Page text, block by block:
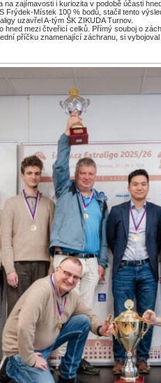
zajímavosti i kuriozita v podobě účasti
Místek 100 % bodů, stačil tento
uzavřel A-tým ŠK ZIKUDA Turnov.
hned mezi čtveřicí celků. Přímý souboj o
příčku znamenající záchranu, si